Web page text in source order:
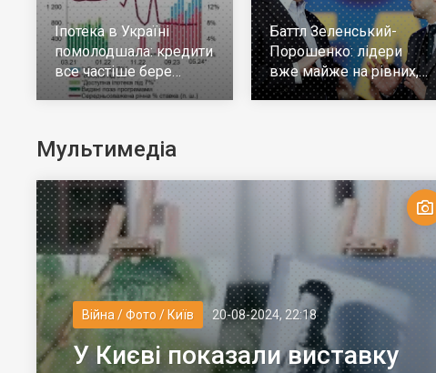
Іпотека в Україні
помолодшала: кредити
все частіше бере
молодь до 30 років
Баттл Зеленський-
Порошенко: лідери
вже майже на рівних,
але багато тих, хто не
Мультимедіа
Війна / Фото / Київ 20-08-2024, 22:18
У Києві показали виставку